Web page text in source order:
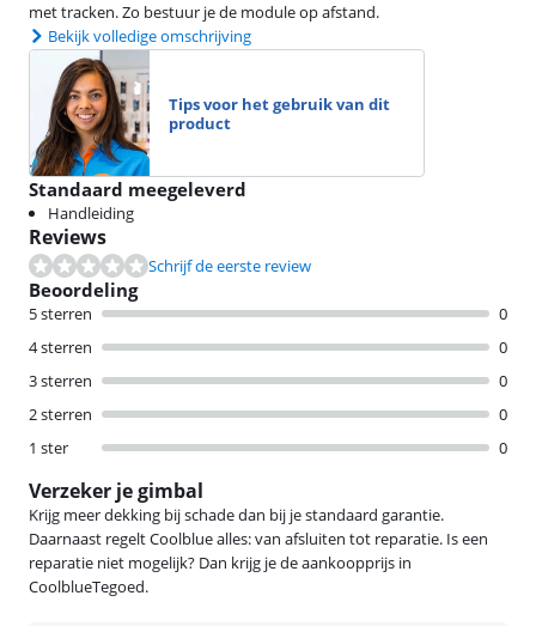
met tracken. Zo bestuur je de module op afstand.
Bekijk volledige omschrijving
Tips voor het gebruik van dit
product
Standaard meegeleverd
Handleiding
Reviews
Schrijf de eerste review
Beoordeling
5 sterren
0
4 sterren
0
3 sterren
0
2 sterren
0
1 ster
0
Verzeker je gimbal
Krijg meer dekking bij schade dan bij je standaard garantie.
Daarnaast regelt Coolblue alles: van afsluiten tot reparatie. Is een
reparatie niet mogelijk? Dan krijg je de aankoopprijs in
CoolblueTegoed.